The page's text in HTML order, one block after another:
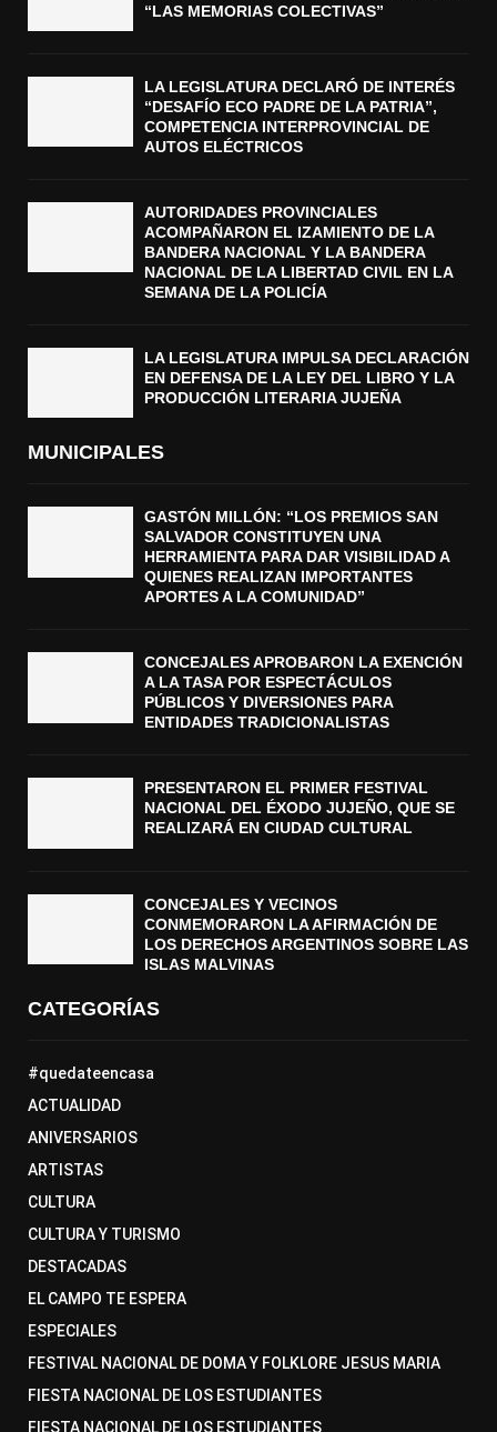
“LAS MEMORIAS COLECTIVAS”
LA LEGISLATURA DECLARÓ DE INTERÉS
“DESAFÍO ECO PADRE DE LA PATRIA”,
COMPETENCIA INTERPROVINCIAL DE
AUTOS ELÉCTRICOS
AUTORIDADES PROVINCIALES
ACOMPAÑARON EL IZAMIENTO DE LA
BANDERA NACIONAL Y LA BANDERA
NACIONAL DE LA LIBERTAD CIVIL EN LA
SEMANA DE LA POLICÍA
LA LEGISLATURA IMPULSA DECLARACIÓN
EN DEFENSA DE LA LEY DEL LIBRO Y LA
PRODUCCIÓN LITERARIA JUJEÑA
MUNICIPALES
GASTÓN MILLÓN: “LOS PREMIOS SAN
SALVADOR CONSTITUYEN UNA
HERRAMIENTA PARA DAR VISIBILIDAD A
QUIENES REALIZAN IMPORTANTES
APORTES A LA COMUNIDAD”
CONCEJALES APROBARON LA EXENCIÓN
A LA TASA POR ESPECTÁCULOS
PÚBLICOS Y DIVERSIONES PARA
ENTIDADES TRADICIONALISTAS
PRESENTARON EL PRIMER FESTIVAL
NACIONAL DEL ÉXODO JUJEÑO, QUE SE
REALIZARÁ EN CIUDAD CULTURAL
CONCEJALES Y VECINOS
CONMEMORARON LA AFIRMACIÓN DE
LOS DERECHOS ARGENTINOS SOBRE LAS
ISLAS MALVINAS
CATEGORÍAS
#quedateencasa
ACTUALIDAD
ANIVERSARIOS
ARTISTAS
CULTURA
CULTURA Y TURISMO
DESTACADAS
EL CAMPO TE ESPERA
ESPECIALES
FESTIVAL NACIONAL DE DOMA Y FOLKLORE JESUS MARIA
FIESTA NACIONAL DE LOS ESTUDIANTES
FIESTA NACIONAL DE LOS ESTUDIANTES